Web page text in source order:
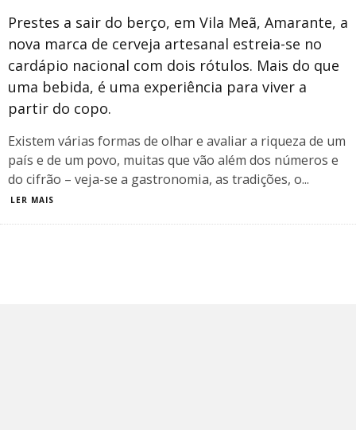
Prestes a sair do berço, em Vila Meã, Amarante, a
nova marca de cerveja artesanal estreia-se no
cardápio nacional com dois rótulos. Mais do que
uma bebida, é uma experiência para viver a
partir do copo.
Existem várias formas de olhar e avaliar a riqueza de um
país e de um povo, muitas que vão além dos números e
do cifrão – veja-se a gastronomia, as tradições, o...
LER MAIS